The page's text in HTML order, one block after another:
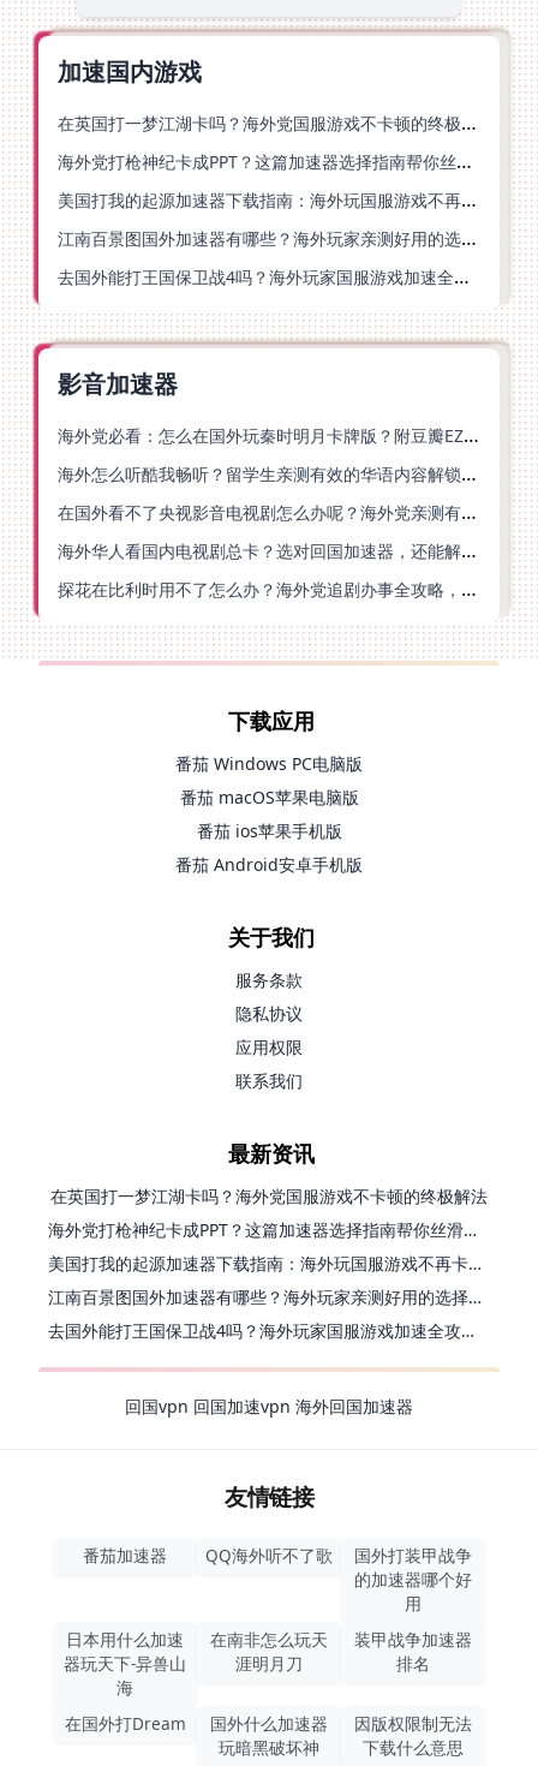
加速国内游戏
在英国打一梦江湖卡吗？海外党国服游戏不卡顿的终极解法
海外党打枪神纪卡成PPT？这篇加速器选择指南帮你丝滑上分
美国打我的起源加速器下载指南：海外玩国服游戏不再卡的终极方案
江南百景图国外加速器有哪些？海外玩家亲测好用的选择与避坑指南
去国外能打王国保卫战4吗？海外玩家国服游戏加速全攻略（附公主连结幻想江湖实测）
影音加速器
海外党必看：怎么在国外玩秦时明月卡牌版？附豆瓣EZCast地区限制破解法
海外怎么听酷我畅听？留学生亲测有效的华语内容解锁指南
在国外看不了央视影音电视剧怎么办呢？海外党亲测有效的回国加速方案
海外华人看国内电视剧总卡？选对回国加速器，还能解决菲律宾打不开反诈中心的问题
探花在比利时用不了怎么办？海外党追剧办事全攻略，选对加速器就够了
下载应用
番茄 Windows PC电脑版
番茄 macOS苹果电脑版
番茄 ios苹果手机版
番茄 Android安卓手机版
关于我们
服务条款
隐私协议
应用权限
联系我们
最新资讯
在英国打一梦江湖卡吗？海外党国服游戏不卡顿的终极解法
海外党打枪神纪卡成PPT？这篇加速器选择指南帮你丝滑上分
美国打我的起源加速器下载指南：海外玩国服游戏不再卡的终极方案
江南百景图国外加速器有哪些？海外玩家亲测好用的选择与避坑指南
去国外能打王国保卫战4吗？海外玩家国服游戏加速全攻略（附公主连结幻想江湖实测）
回国vpn 回国加速vpn 海外回国加速器
友情链接
番茄加速器 QQ海外听不了歌
国外打装甲战争
的加速器哪个好
用
日本用什么加速
器玩天下-异兽山
海
在南非怎么玩天
涯明月刀
装甲战争加速器
排名
在国外打Dream
国外什么加速器
玩暗黑破坏神
因版权限制无法
下载什么意思